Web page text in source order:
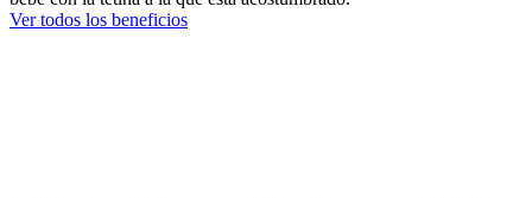
Ver todos los beneficios